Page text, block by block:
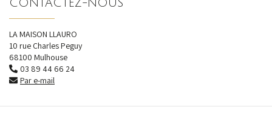
CONTACTEZ-NOUS
LA MAISON LLAURO
10 rue Charles Peguy
68100 Mulhouse
03 89 44 66 24
Par e-mail